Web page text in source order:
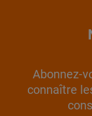
Abonnez-
connaître